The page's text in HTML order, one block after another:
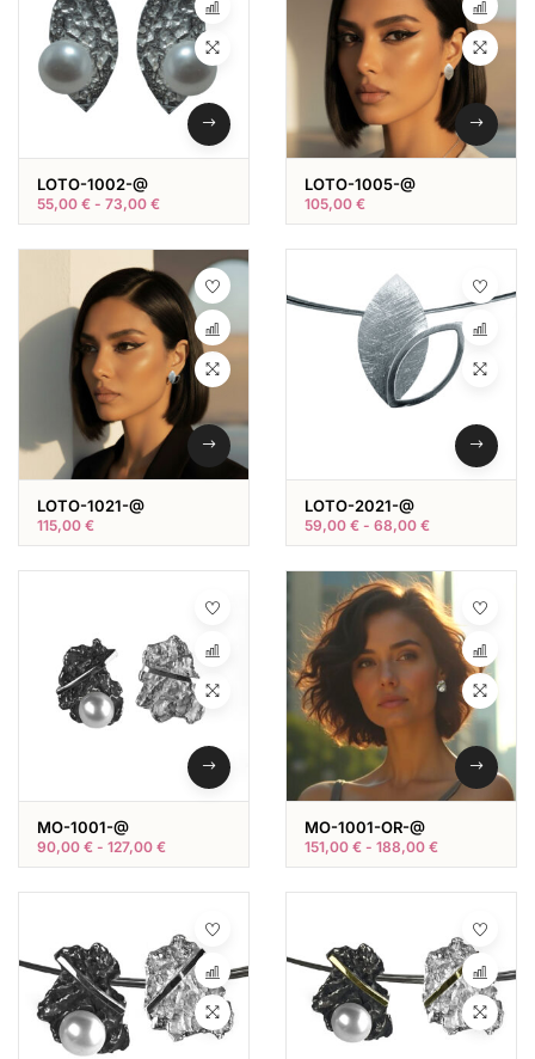
LOTO-1002-@
55,00 € - 73,00 €
LOTO-1005-@
105,00 €
LOTO-1021-@
115,00 €
LOTO-2021-@
59,00 € - 68,00 €
MO-1001-@
90,00 € - 127,00 €
MO-1001-OR-@
151,00 € - 188,00 €